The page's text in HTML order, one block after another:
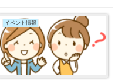
イベント情報